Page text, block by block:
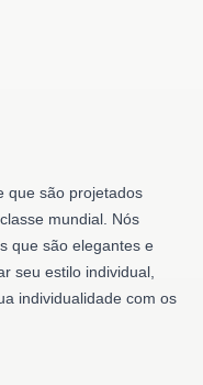
que são projetados
mundial. Nós
que são elegantes e
seu estilo individual,
individualidade com os